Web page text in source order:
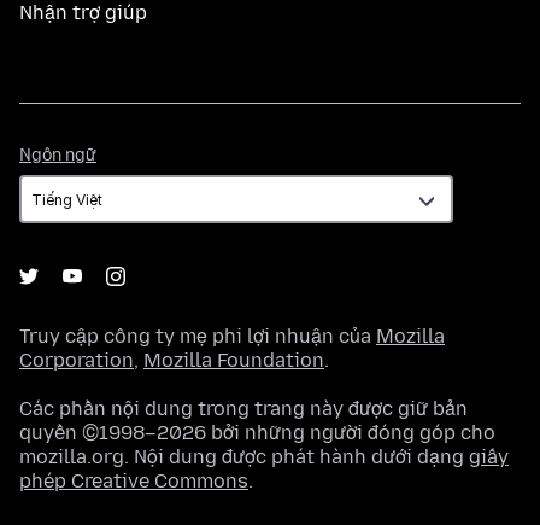
Nhận trợ giúp
Ngôn ngữ
ngữ
Truy cập công ty mẹ phi lợi nhuận của Mozilla
Corporation, Mozilla Foundation.
Các phần nội dung trong trang này được giữ bản
quyền ©1998–2026 bởi những người đóng góp cho
mozilla.org. Nội dung được phát hành dưới dạng giấy
phép Creative Commons.